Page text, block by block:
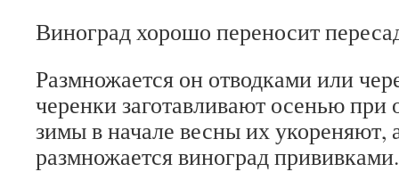
Виноград хорошо переносит
Размножается он отводками или
черенки заготавливают осенью при
зимы в начале весны их укореняют,
размножается виноград прививками.